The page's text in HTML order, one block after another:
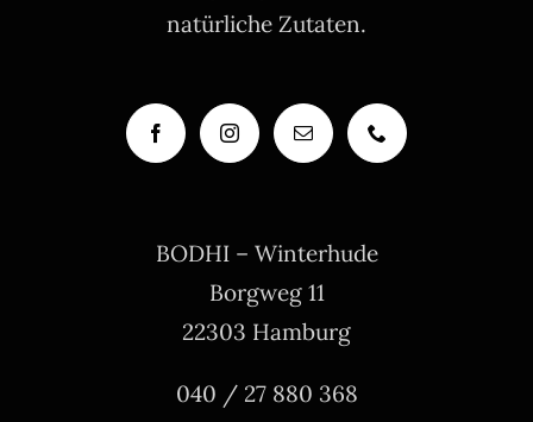
natürliche Zutaten.
BODHI – Winterhude
Borgweg 11
22303 Hamburg
040 / 27 880 368